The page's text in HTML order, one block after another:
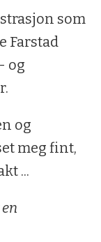
fra
med
som
Farstad
og
og
meg fint,
...